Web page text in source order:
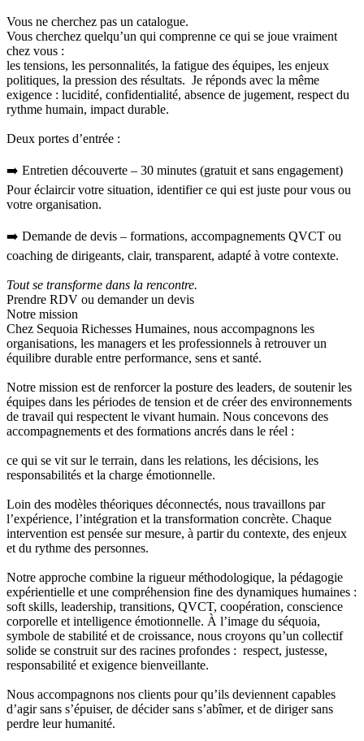
Vous ne cherchez pas un catalogue.
Vous cherchez quelqu’un qui comprenne ce qui se joue vraiment
chez vous :
les tensions, les personnalités, la fatigue des équipes, les enjeux
politiques, la pression des résultats. Je réponds avec la même
exigence : lucidité, confidentialité, absence de jugement, respect du
rythme humain, impact durable.
Deux portes d’entrée :
➡️ Entretien découverte – 30 minutes (gratuit et sans engagement)
Pour éclaircir votre situation, identifier ce qui est juste pour vous ou
votre organisation.
➡️ Demande de devis – formations, accompagnements QVCT ou
coaching de dirigeants, clair, transparent, adapté à votre contexte.
Tout se transforme dans la rencontre.
Prendre RDV ou demander un devis
Notre mission
Chez Sequoia Richesses Humaines, nous accompagnons les
organisations, les managers et les professionnels à retrouver un
équilibre durable entre performance, sens et santé.
Notre mission est de renforcer la posture des leaders, de soutenir les
équipes dans les périodes de tension et de créer des environnements
de travail qui respectent le vivant humain. Nous concevons des
accompagnements et des formations ancrés dans le réel :
ce qui se vit sur le terrain, dans les relations, les décisions, les
responsabilités et la charge émotionnelle.
Loin des modèles théoriques déconnectés, nous travaillons par
l’expérience, l’intégration et la transformation concrète. Chaque
intervention est pensée sur mesure, à partir du contexte, des enjeux
et du rythme des personnes.
Notre approche combine la rigueur méthodologique, la pédagogie
expérientielle et une compréhension fine des dynamiques humaines :
soft skills, leadership, transitions, QVCT, coopération, conscience
corporelle et intelligence émotionnelle. À l’image du séquoia,
symbole de stabilité et de croissance, nous croyons qu’un collectif
solide se construit sur des racines profondes : respect, justesse,
responsabilité et exigence bienveillante.
Nous accompagnons nos clients pour qu’ils deviennent capables
d’agir sans s’épuiser, de décider sans s’abîmer, et de diriger sans
perdre leur humanité.